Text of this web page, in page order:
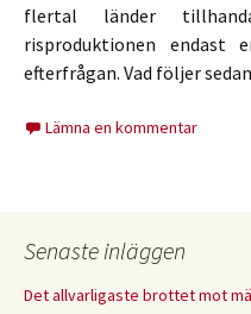
flertal länder
risproduktionen endast
efterfrågan. Vad följer
Lämna en kommentar
Senaste inläggen
Det allvarligaste brottet mot